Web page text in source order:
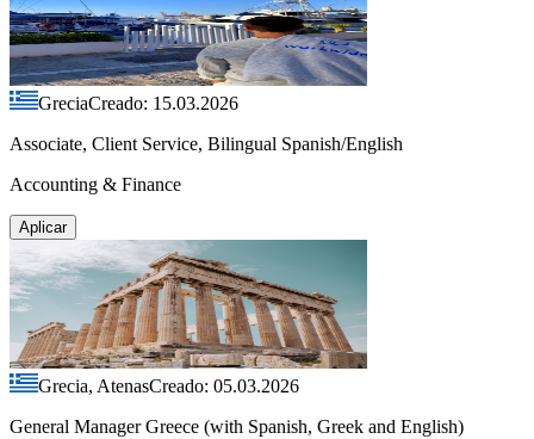
GreciaCreado: 15.03.2026
Associate, Client Service, Bilingual Spanish/English
Accounting & Finance
Aplicar
Grecia, AtenasCreado: 05.03.2026
General Manager Greece (with Spanish, Greek and English)